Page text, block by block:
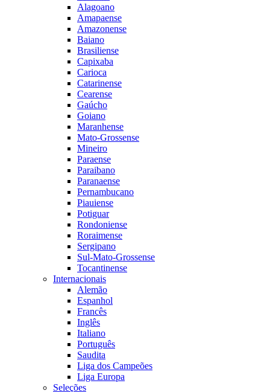
Alagoano
Amapaense
Amazonense
Baiano
Brasiliense
Capixaba
Carioca
Catarinense
Cearense
Gaúcho
Goiano
Maranhense
Mato-Grossense
Mineiro
Paraense
Paraibano
Paranaense
Pernambucano
Piauiense
Potiguar
Rondoniense
Roraimense
Sergipano
Sul-Mato-Grossense
Tocantinense
Internacionais
Alemão
Espanhol
Francês
Inglês
Italiano
Português
Saudita
Liga dos Campeões
Liga Europa
Seleções